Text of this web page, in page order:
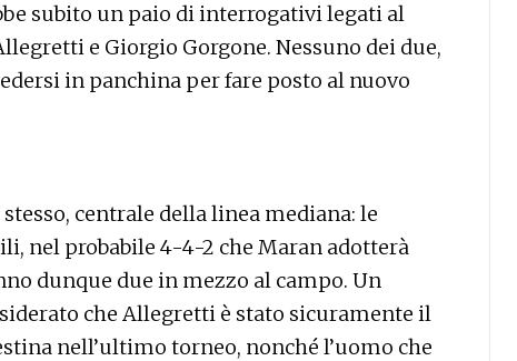
subito un paio di interrogativi legati al
e Giorgio Gorgone. Nessuno dei due,
in panchina per fare posto al nuovo
centrale della linea mediana: le
nel probabile 4-4-2 che Maran adotterà
dunque due in mezzo al campo. Un
che Allegretti è stato sicuramente il
nell’ultimo torneo, nonché l’uomo che